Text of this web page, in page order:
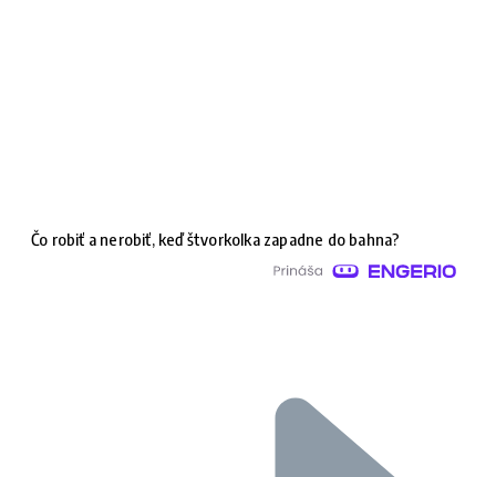
Čo robiť a nerobiť, keď štvorkolka zapadne do bahna?